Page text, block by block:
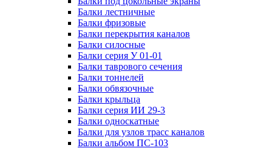
Балки лестничные
Балки фризовые
Балки перекрытия каналов
Балки силосные
Балки серия У 01-01
Балки таврового сечения
Балки тоннелей
Балки обвязочные
Балки крыльца
Балки серия ИИ 29-3
Балки односкатные
Балки для узлов трасс каналов
Балки альбом ПС-103